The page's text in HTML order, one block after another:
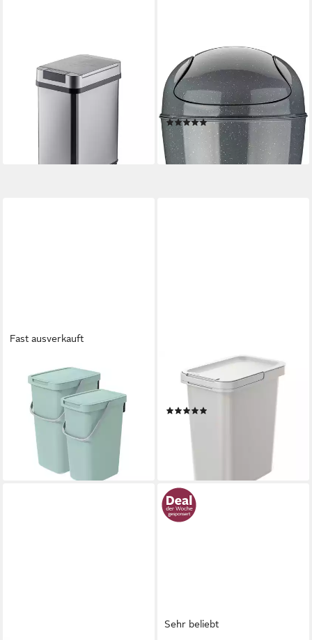
RELAXDAYS
Mülleimer Edelstahl Mülleimer
mit Sensor, 12 Liter
lieferbar - in 2-3 Werktagen bei dir
KOZIOL
Mülleimer DEL M,
melaminfrei, 12 Liter, Made in
Germany
(13)
24,95 €
lieferbar - in 6-8 Werktagen bei dir
Fast ausverkauft
VIDAATHOME.DE
Mülleimer Q-SYSTEMA
Abfalleimer-Set 12 Liter + 20
Liter
29,99 €
lieferbar - in 3-4 Werktagen bei dir
KEDEN
Mülleimer, Mülleimer Keden
11,95 €
Sehr beliebt